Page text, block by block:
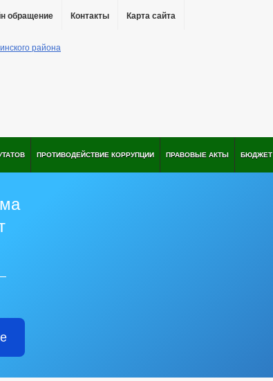
обращение Контакты Карта сайта
ПРОТИВОДЕЙСТВИЕ КОРРУПЦИИ ПРАВОВЫЕ АКТЫ БЮДЖЕТ